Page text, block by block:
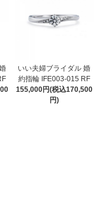
いい夫婦ブライダル 婚
約指輪 IFE003-015 RF
155,000円(税込170,500
円)